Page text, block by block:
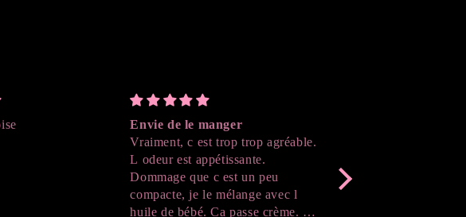
Envie de le manger
Vraiment, c est trop trop agréable.
L odeur est appétissante.
Dommage que c est un peu
compacte, je le mélange avec l
huile de bébé. Ca passe crème. Je
après démoulage ,
Merci beaucoup !